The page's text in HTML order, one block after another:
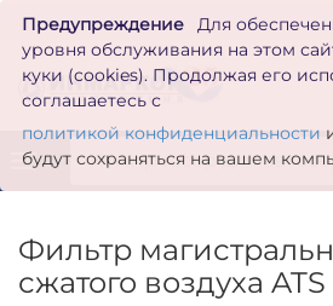
Предупреждение
Для
уровня обслуживания на этом
куки (cookies). Продолжая его
соглашаетесь с
политикой конфиденциальности
будут сохраняться на вашем
Фильтр
сжатого воздуха ATS